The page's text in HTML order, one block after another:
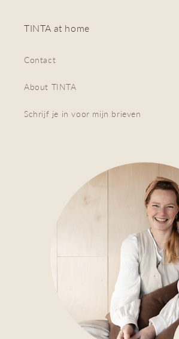
TINTA at home
Contact
About TINTA
Schrijf je in voor mijn brieven